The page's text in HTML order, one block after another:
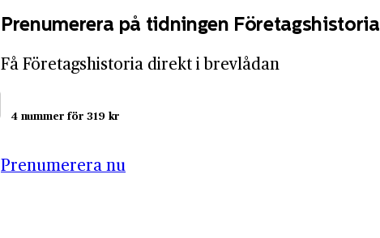
Prenumerera på tidningen Företagshistoria
Få Företagshistoria direkt i brevlådan
4 nummer för 319 kr
Prenumerera nu